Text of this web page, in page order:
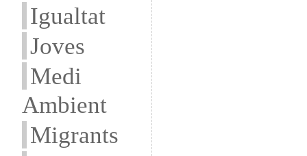
Igualtat
Joves
Medi
Ambient
Migrants